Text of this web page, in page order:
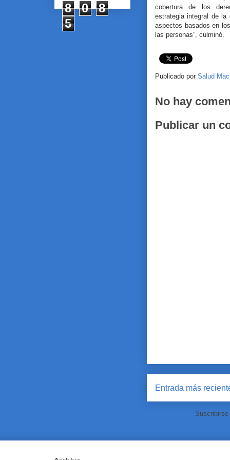
cobertura de los
estrategia integral de
aspectos basados en
las personas”, culminó.
Publicado por Salud
No hay
Publicar un
Entrada más
8 0
8
5